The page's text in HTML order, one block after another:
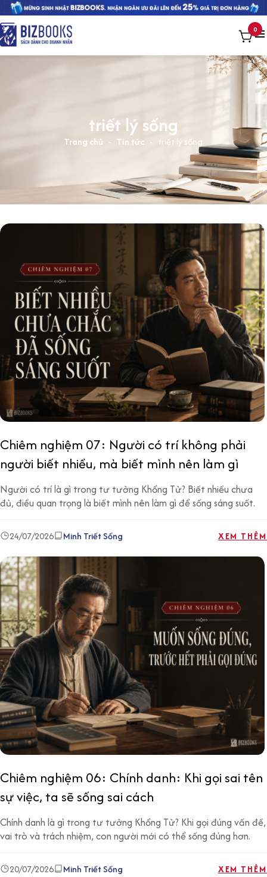
0
triết lý sống
Trang chủ - Tin tức - triết lý sống
Chiêm nghiệm 07: Người có trí không phải
người biết nhiều, mà biết mình nên làm gì
Người có trí là gì trong tư tưởng Khổng Tử? Biết nhiều chưa
đủ, điều quan trọng là biết mình nên làm gì để sống sáng suốt.
24/07/2026 Minh Triết Sống XEM THÊM
Chiêm nghiệm 06: Chính danh: Khi gọi sai tên
sự việc, ta sẽ sống sai cách
Chính danh là gì trong tư tưởng Khổng Tử? Khi gọi đúng vấn đề,
vai trò và trách nhiệm, con người mới có thể sống đúng hơn.
20/07/2026 Minh Triết Sống XEM THÊM